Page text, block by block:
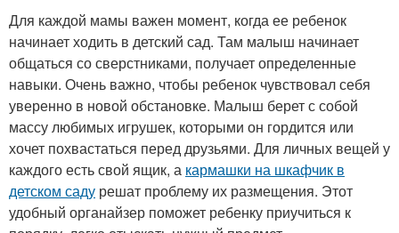
Для каждой мамы важен момент, когда ее ребенок
начинает ходить в детский сад. Там малыш начинает
общаться со сверстниками, получает определенные
навыки. Очень важно, чтобы ребенок чувствовал себя
уверенно в новой обстановке. Малыш берет с собой
массу любимых игрушек, которыми он гордится или
хочет похвастаться перед друзьями. Для личных вещей у
каждого есть свой ящик, а кармашки на шкафчик в
детском саду решат проблему их размещения. Этот
удобный органайзер поможет ребенку приучиться к